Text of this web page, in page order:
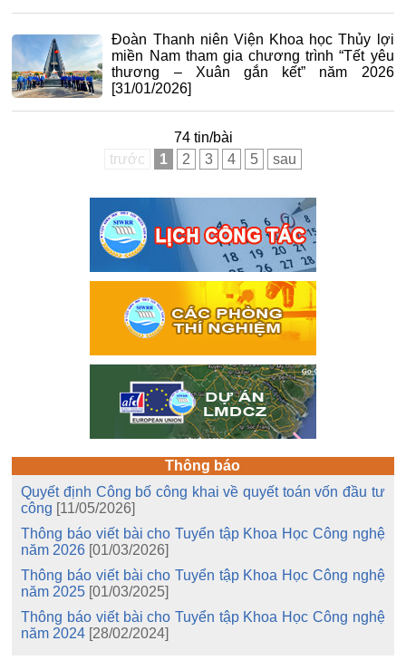
Đoàn Thanh niên Viện Khoa học Thủy lợi
miền Nam tham gia chương trình “Tết yêu
thương – Xuân gắn kết” năm 2026
[31/01/2026]
74 tin/bài
trước
1 2 3 4 5 sau
Thông báo
Quyết định Công bố công khai về quyết toán vốn đầu tư
công [11/05/2026]
Thông báo viết bài cho Tuyển tập Khoa Học Công nghệ
năm 2026 [01/03/2026]
Thông báo viết bài cho Tuyển tập Khoa Học Công nghệ
năm 2025 [01/03/2025]
Thông báo viết bài cho Tuyển tập Khoa Học Công nghệ
năm 2024 [28/02/2024]